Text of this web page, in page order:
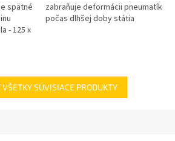
spätné
- 125 x
zabraňuje deformácii pneumatík
počas dlhšej doby státia
SÚVISIACE PRODUKTY